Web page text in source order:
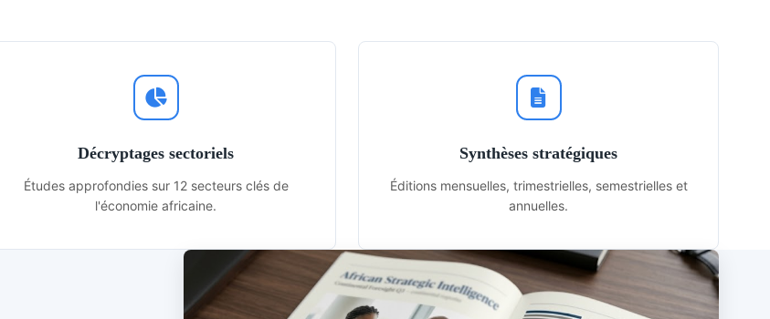
Décryptages sectoriels
Études approfondies sur 12 secteurs clés de
l'économie africaine.
Synthèses stratégiques
Éditions mensuelles, trimestrielles, semestrielles et
annuelles.